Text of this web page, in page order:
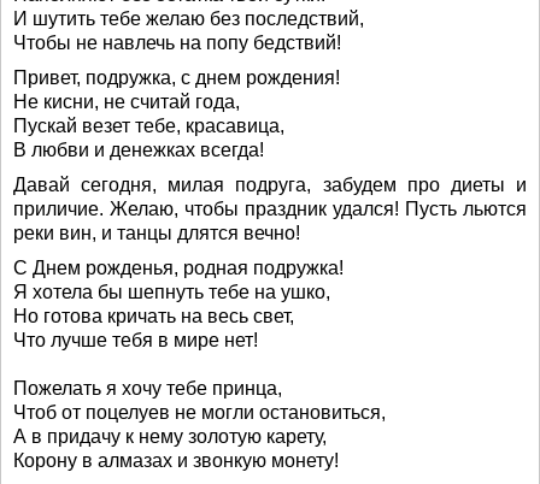
И шутить тебе желаю без последствий,
Чтобы не навлечь на попу бедствий!
Привет, подружка, с днем рождения!
Не кисни, не считай года,
Пускай везет тебе, красавица,
В любви и денежках всегда!
Давай сегодня, милая подруга, забудем про диеты и
приличие. Желаю, чтобы праздник удался! Пусть льются
реки вин, и танцы длятся вечно!
С Днем рожденья, родная подружка!
Я хотела бы шепнуть тебе на ушко,
Но готова кричать на весь свет,
Что лучше тебя в мире нет!
Пожелать я хочу тебе принца,
Чтоб от поцелуев не могли остановиться,
А в придачу к нему золотую карету,
Корону в алмазах и звонкую монету!